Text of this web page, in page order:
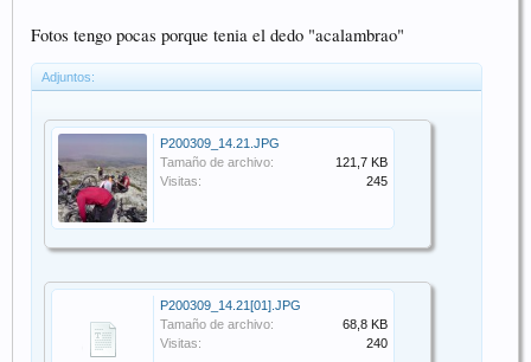
Fotos tengo pocas porque tenia el dedo "acalambrao"
Adjuntos:
P200309_14.21.JPG
Tamaño de archivo:
121,7 KB
Visitas:
245
P200309_14.21[01].JPG
Tamaño de archivo:
68,8 KB
Visitas:
240